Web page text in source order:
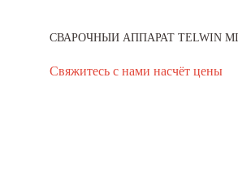
СВАРОЧНЫЙ АППАРАТ TELWIN
Свяжитесь с нами насчёт цены